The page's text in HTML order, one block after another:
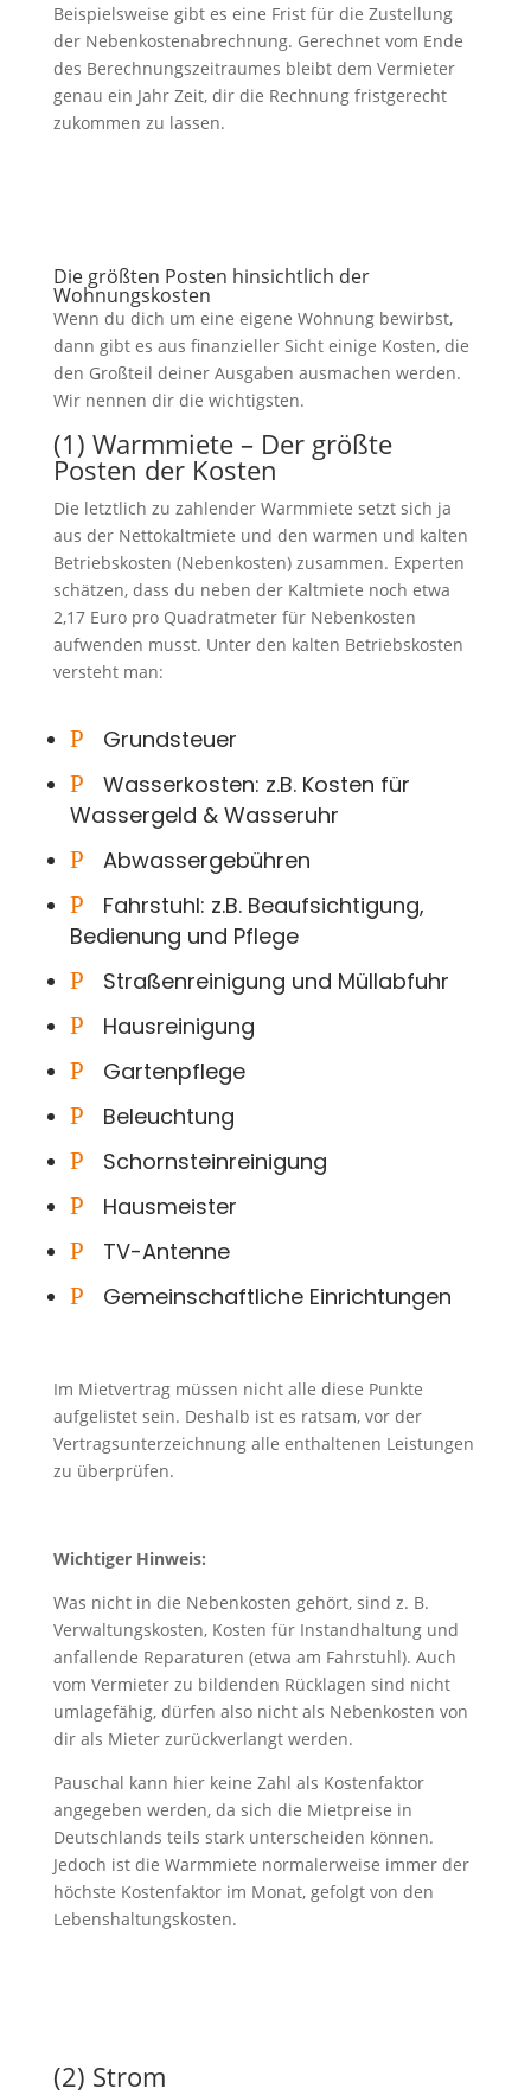
Beispielsweise gibt es eine Frist für die Zustellung
der Nebenkostenabrechnung. Gerechnet vom Ende
des Berechnungszeitraumes bleibt dem Vermieter
genau ein Jahr Zeit, dir die Rechnung fristgerecht
zukommen zu lassen.
Die größten Posten hinsichtlich der
Wohnungskosten
Wenn du dich um eine eigene Wohnung bewirbst,
dann gibt es aus finanzieller Sicht einige Kosten, die
den Großteil deiner Ausgaben ausmachen werden.
Wir nennen dir die wichtigsten.
(1) Warmmiete – Der größte
Posten der Kosten
Die letztlich zu zahlender Warmmiete setzt sich ja
aus der Nettokaltmiete und den warmen und kalten
Betriebskosten (Nebenkosten) zusammen. Experten
schätzen, dass du neben der Kaltmiete noch etwa
2,17 Euro pro Quadratmeter für Nebenkosten
aufwenden musst. Unter den kalten Betriebskosten
versteht man:
P Grundsteuer
P
Wasserkosten: z.B. Kosten für
Wassergeld & Wasseruhr
P Abwassergebühren
P
Fahrstuhl: z.B. Beaufsichtigung,
Bedienung und Pflege
P Straßenreinigung und Müllabfuhr
P Hausreinigung
P Gartenpflege
P Beleuchtung
P Schornsteinreinigung
P Hausmeister
P TV-Antenne
P Gemeinschaftliche Einrichtungen
Im Mietvertrag müssen nicht alle diese Punkte
aufgelistet sein. Deshalb ist es ratsam, vor der
Vertragsunterzeichnung alle enthaltenen Leistungen
zu überprüfen.
Wichtiger Hinweis:
Was nicht in die Nebenkosten gehört, sind z. B.
Verwaltungskosten, Kosten für Instandhaltung und
anfallende Reparaturen (etwa am Fahrstuhl). Auch
vom Vermieter zu bildenden Rücklagen sind nicht
umlagefähig, dürfen also nicht als Nebenkosten von
dir als Mieter zurückverlangt werden.
Pauschal kann hier keine Zahl als Kostenfaktor
angegeben werden, da sich die Mietpreise in
Deutschlands teils stark unterscheiden können.
Jedoch ist die Warmmiete normalerweise immer der
höchste Kostenfaktor im Monat, gefolgt von den
Lebenshaltungskosten.
(2) Strom